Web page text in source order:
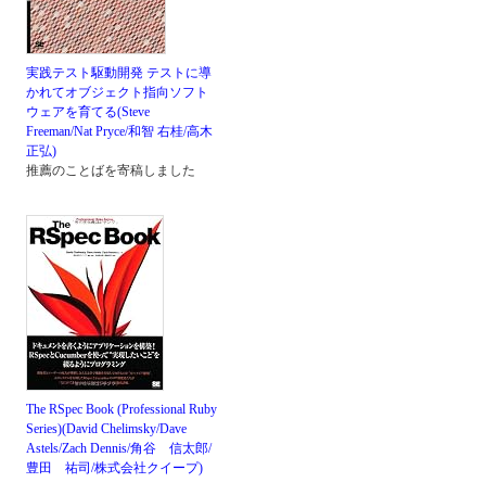
実践テスト駆動開発 テストに導
かれてオブジェクト指向ソフト
ウェアを育てる(Steve
Freeman/Nat Pryce/和智 右桂/高木
正弘)
推薦のことばを寄稿しました
The RSpec Book (Professional Ruby
Series)(David Chelimsky/Dave
Astels/Zach Dennis/角谷 信太郎/
豊田 祐司/株式会社クイープ)